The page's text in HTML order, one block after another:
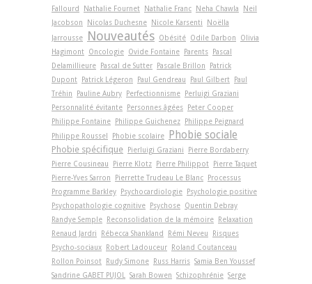
Fallourd
Nathalie Fournet Nathalie Franc Neha Chawla
Neil
Jacobson
Nicolas Duchesne Nicole Karsenti
Noëlla
Jarrousse
Nouveautés Obésité Odile Darbon
Olivia
Hagimont Oncologie Ovide Fontaine Parents
Pascal
Delamillieure
Pascal de Sutter Pascale Brillon
Patrick
Dupont
Patrick Légeron Paul Gendreau Paul Gilbert
Paul
Tréhin
Pauline Aubry Perfectionnisme
Perluigi Graziani
Personnalité évitante
Personnes âgées
Peter Cooper
Philippe Fontaine
Philippe Guichenez
Philippe Peignard
Philippe Roussel
Phobie scolaire Phobie sociale
Phobie spécifique Pierluigi Graziani
Pierre Bordaberry
Pierre Cousineau
Pierre Klotz Pierre Philippot
Pierre Taquet
Pierre-Yves Sarron
Pierrette Trudeau Le Blanc
Processus
Programme Barkley
Psychocardiologie
Psychologie positive
Psychopathologie cognitive
Psychose Quentin Debray
Randye Semple
Reconsolidation de la mémoire
Relaxation
Renaud Jardri
Rébecca Shankland Rémi Neveu
Risques
Psycho-sociaux
Robert Ladouceur
Roland Coutanceau
Rollon Poinsot
Rudy Simone Russ Harris Samia Ben Youssef
Sandrine GABET PUJOL Sarah Bowen Schizophrénie Serge